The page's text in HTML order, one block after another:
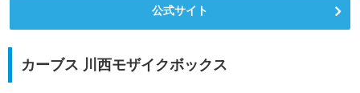
公式サイト
カーブス 川西モザイクボックス